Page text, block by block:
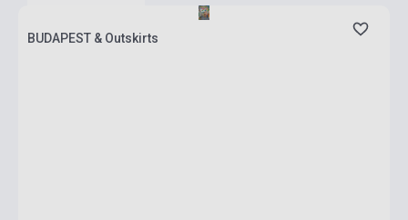
BUDAPEST & Outskirts